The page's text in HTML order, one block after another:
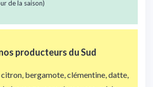
de la saison)
producteurs du Sud
bergamote, clémentine, datte,